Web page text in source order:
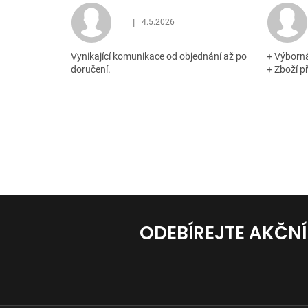
Hodnocení obchodu je 5 z 5 hvězdiček.
| 4.5.2026
Vynikající komunikace od objednání až po
doručení.
+
+ Zboží
ODEBÍREJTE